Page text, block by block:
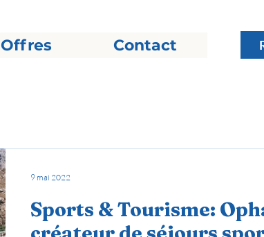
Offres Contact
Sports & Tourisme:
9 mai 2022